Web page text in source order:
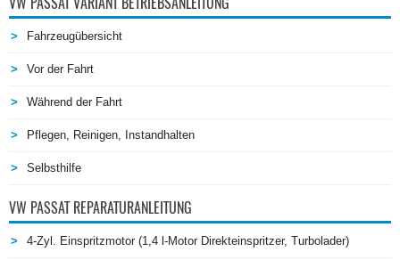
Fahrzeugübersicht
Vor der Fahrt
Während der Fahrt
Pflegen, Reinigen, Instandhalten
Selbsthilfe
VW PASSAT REPARATURANLEITUNG
4-Zyl. Einspritzmotor (1,4 l-Motor Direkteinspritzer, Turbolader)